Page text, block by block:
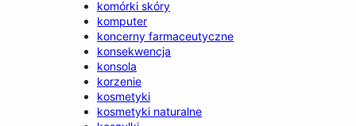
komórki skóry
komputer
koncerny farmaceutyczne
konsekwencja
konsola
korzenie
kosmetyki
kosmetyki naturalne